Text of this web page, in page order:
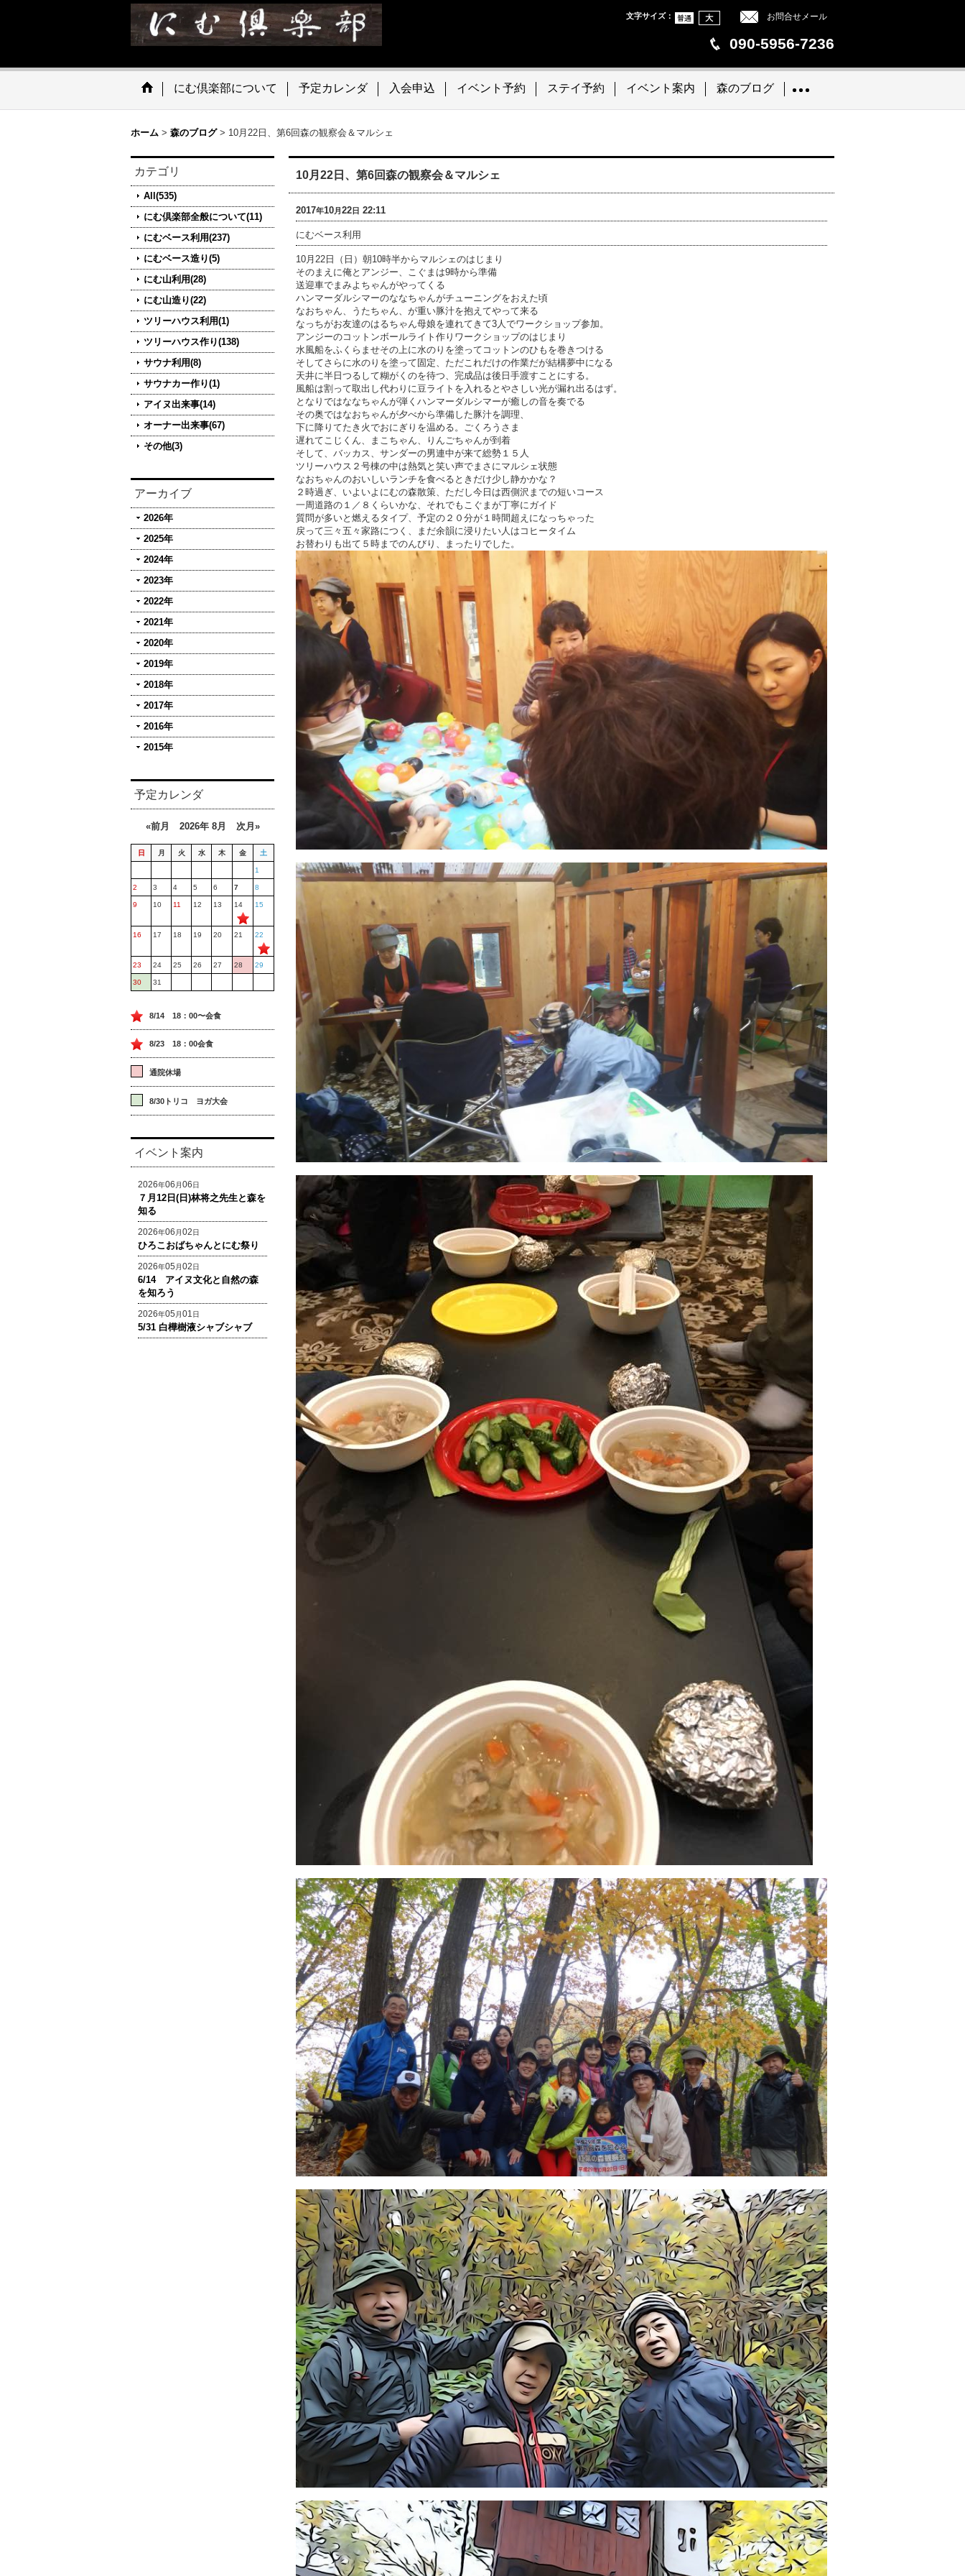
お問合せメール
文字サイズ：
090-5956-7236
にむ倶楽部について 予定カレンダ 入会申込 イベント予約 ステイ予約 イベント案内 森のブログ
ホーム > 森のブログ > 10月22日、第6回森の観察会＆マルシェ
カテゴリ
All(535)
にむ倶楽部全般について(11)
にむベース利用(237)
にむベース造り(5)
にむ山利用(28)
にむ山造り(22)
ツリーハウス利用(1)
ツリーハウス作り(138)
サウナ利用(8)
サウナカー作り(1)
アイヌ出来事(14)
オーナー出来事(67)
その他(3)
アーカイブ
2026年
2025年
2024年
2023年
2022年
2021年
2020年
2019年
2018年
2017年
2016年
2015年
予定カレンダ
«前月 2026年 8月 次月»
日 月 火 水 木 金 土
1
2 3 4 5 6 7 8
9 10 11 12 13 14 15
16 17 18 19 20 21 22
23 24 25 26 27 28 29
30 31
8/14 18：00〜会食
8/23 18：00会食
通院休場
8/30トリコ ヨガ大会
イベント案内
2026年06 月06日
７月12日(日)林将之先生と森を
知る
2026年06 月02日
ひろこおばちゃんとにむ祭り
2026年05 月02日
6/14 アイヌ文化と自然の森
を知ろう
2026年05 月01日
5/31 白樺樹液シャブシャブ
10月22日、第6回森の観察会＆マルシェ
2017年10月22日 22:11
にむベース利用
10月22日（日）朝10時半からマルシェのはじまり
そのまえに俺とアンジー、こぐまは9時から準備
送迎車でまみよちゃんがやってくる
ハンマーダルシマーのななちゃんがチューニングをおえた頃
なおちゃん、うたちゃん、が重い豚汁を抱えてやって来る
なっちがお友達のはるちゃん母娘を連れてきて3人でワークショップ参加。
アンジーのコットンボールライト作りワークショップのはじまり
水風船をふくらませその上に水のりを塗ってコットンのひもを巻きつける
そしてさらに水のりを塗って固定、ただこれだけの作業だが結構夢中になる
天井に半日つるして糊がくのを待つ、完成品は後日手渡すことにする。
風船は割って取出し代わりに豆ライトを入れるとやさしい光が漏れ出るはず。
となりではななちゃんが弾くハンマーダルシマーが癒しの音を奏でる
その奥ではなおちゃんが夕べから準備した豚汁を調理、
下に降りてたき火でおにぎりを温める。ごくろうさま
遅れてこじくん、まこちゃん、りんごちゃんが到着
そして、バッカス、サンダーの男連中が来て総勢１５人
ツリーハウス２号棟の中は熱気と笑い声でまさにマルシェ状態
なおちゃんのおいしいランチを食べるときだけ少し静かかな？
２時過ぎ、いよいよにむの森散策、ただし今日は西側沢までの短いコース
一周道路の１／８くらいかな、それでもこぐまが丁寧にガイド
質問が多いと燃えるタイプ、予定の２０分が１時間超えになっちゃった
戻って三々五々家路につく、まだ余韻に浸りたい人はコヒータイム
お替わりも出て５時までのんびり、まったりでした。